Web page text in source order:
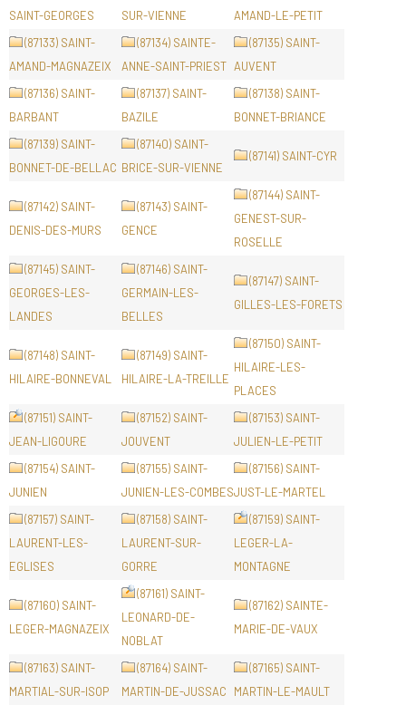
SAINT-GEORGES
SUR-VIENNE
AMAND-LE-PETIT
(87133) SAINT-
AMAND-MAGNAZEIX
(87134) SAINTE-
ANNE-SAINT-PRIEST
(87135) SAINT-
AUVENT
(87136) SAINT-
BARBANT
(87137) SAINT-
BAZILE
(87138) SAINT-
BONNET-BRIANCE
(87139) SAINT-
BONNET-DE-BELLAC
(87140) SAINT-
BRICE-SUR-VIENNE
(87141) SAINT-CYR
(87142) SAINT-
DENIS-DES-MURS
(87143) SAINT-
GENCE
(87144) SAINT-
GENEST-SUR-
ROSELLE
(87145) SAINT-
GEORGES-LES-
LANDES
(87146) SAINT-
GERMAIN-LES-
BELLES
(87147) SAINT-
GILLES-LES-FORETS
(87148) SAINT-
HILAIRE-BONNEVAL
(87149) SAINT-
HILAIRE-LA-TREILLE
(87150) SAINT-
HILAIRE-LES-
PLACES
(87151) SAINT-
JEAN-LIGOURE
(87152) SAINT-
JOUVENT
(87153) SAINT-
JULIEN-LE-PETIT
(87154) SAINT-
JUNIEN
(87155) SAINT-
JUNIEN-LES-COMBES
(87156) SAINT-
JUST-LE-MARTEL
(87157) SAINT-
LAURENT-LES-
EGLISES
(87158) SAINT-
LAURENT-SUR-
GORRE
(87159) SAINT-
LEGER-LA-
MONTAGNE
(87160) SAINT-
LEGER-MAGNAZEIX
(87161) SAINT-
LEONARD-DE-
NOBLAT
(87162) SAINTE-
MARIE-DE-VAUX
(87163) SAINT-
MARTIAL-SUR-ISOP
(87164) SAINT-
MARTIN-DE-JUSSAC
(87165) SAINT-
MARTIN-LE-MAULT